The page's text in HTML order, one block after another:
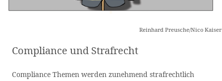
Reinhard Preusche/Nico Kaiser
Compliance und Strafrecht
Compliance Themen werden zunehmend strafrechtlich